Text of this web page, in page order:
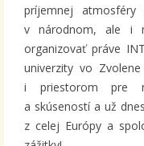
príjemnej
v národnom, ale i
organizovať práve
univerzity vo
i priestorom pre
a skúseností a už
z celej Európy a